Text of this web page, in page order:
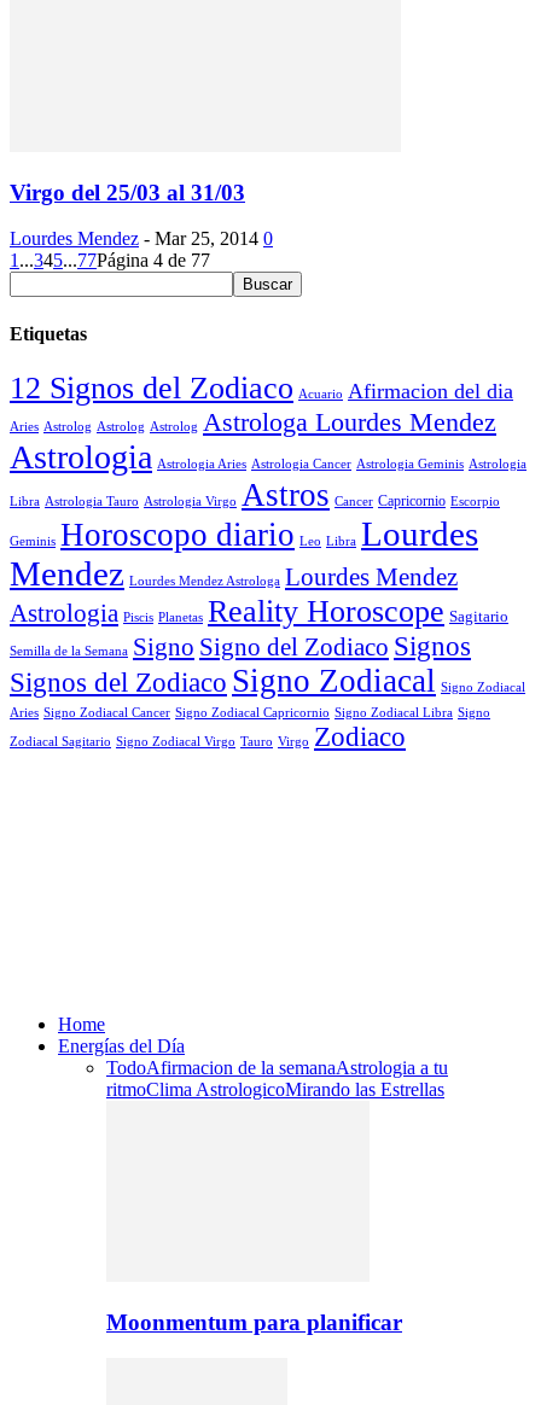
Virgo del 25/03 al 31/03
Lourdes Mendez - Mar 25, 2014 0
1 ...345...77Página 4 de 77
Etiquetas
12 Signos del Zodiaco Acuario Afirmacion del dia
Aries Astrolog Astrolog Astrolog Astrologa Lourdes Mendez
Astrologia Astrologia Aries Astrologia Cancer Astrologia Geminis Astrologia
Libra Astrologia Tauro Astrologia Virgo Astros Cancer Capricornio Escorpio
Geminis Horoscopo diario Leo Libra Lourdes
Mendez Lourdes Mendez Astrologa Lourdes Mendez
Astrologia Piscis Planetas Reality Horoscope Sagitario
Semilla de la Semana Signo Signo del Zodiaco Signos
Signos del Zodiaco Signo Zodiacal Signo Zodiacal
Aries Signo Zodiacal Cancer Signo Zodiacal Capricornio Signo Zodiacal Libra Signo
Zodiacal Sagitario Signo Zodiacal Virgo Tauro Virgo Zodiaco
Home
Energías del Día
TodoAfirmacion de la semanaAstrologia a tu
ritmoClima AstrologicoMirando las Estrellas
Moonmentum para planificar